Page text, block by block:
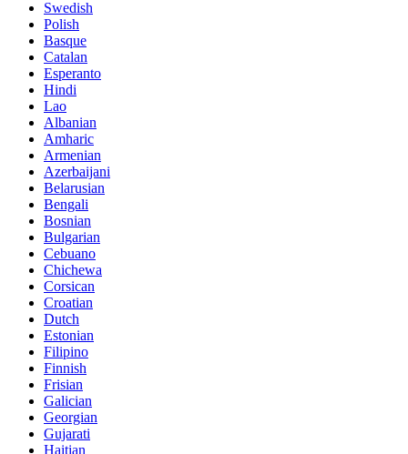
Swedish
Polish
Basque
Catalan
Esperanto
Hindi
Lao
Albanian
Amharic
Armenian
Azerbaijani
Belarusian
Bengali
Bosnian
Bulgarian
Cebuano
Chichewa
Corsican
Croatian
Dutch
Estonian
Filipino
Finnish
Frisian
Galician
Georgian
Gujarati
Haitian